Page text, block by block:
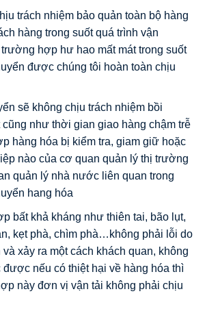
trách nhiệm bảo quản toàn bộ hàng
hàng trong suốt quá trình vận
hợp hư hao mất mát trong suốt
được chúng tôi hoàn toàn chịu
sẽ không chịu trách nhiệm bồi
như thời gian giao hàng chậm trễ
hàng hóa bị kiểm tra, giam giữ hoặc
nào của cơ quan quản lý thị trường
quản lý nhà nước liên quan trong
hang hóa
bất khả kháng như thiên tai, bão lụt,
kẹt phà, chìm phà…không phải lỗi do
xảy ra một cách khách quan, không
nếu có thiệt hại về hàng hóa thì
này đơn vị vận tải không phải chịu